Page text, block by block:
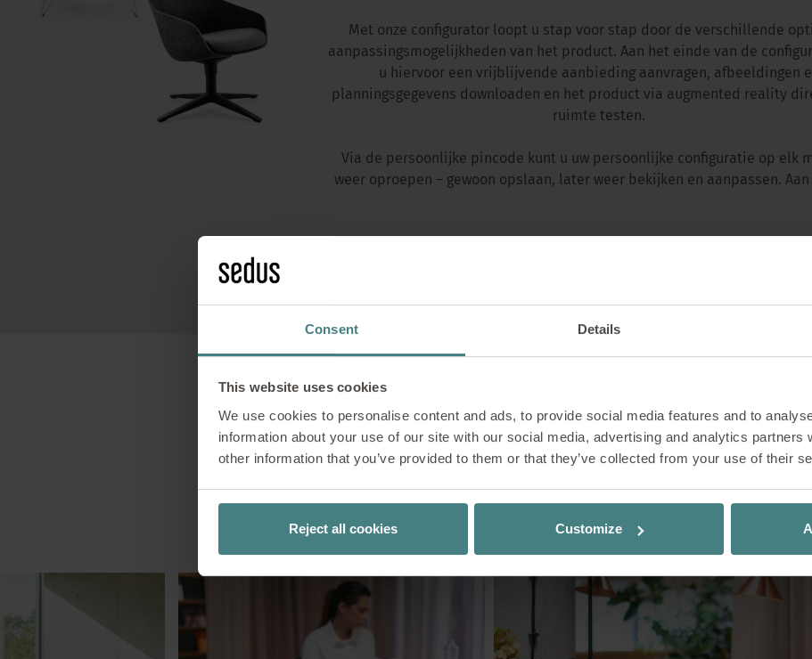
Consent Details
This website uses cookies
We use cookies to personalise content and ads, to provide social media features and to
information about your use of our site with our social media, advertising and analytics partners
other information that you’ve provided to them or that they’ve collected from your use of their
Reject all cookies Customize
Met onze configurator loopt u stap voor stap door de verschillende
aanpassingsmogelijkheden van het product. Aan het einde van de
u hiervoor een vrijblijvende aanbieding aanvragen, afbeeldingen
planningsgegevens downloaden en het product via augmented reality
ruimte testen.
Via de persoonlijke pincode kunt u uw persoonlijke configuratie op elk
weer oproepen – gewoon opslaan, later weer bekijken en aanpassen. Aan
Impressies